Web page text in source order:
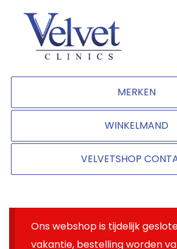
MERKEN
WINKELMAND
VELVETSHOP
Ons webshop is tijdelijk
vakantie, bestelling worden